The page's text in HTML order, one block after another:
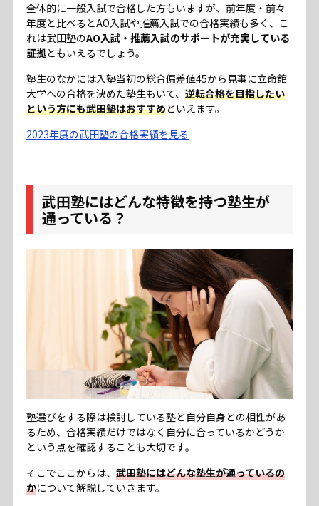
全体的に一般入試で合格した方もいますが、前年度・前々
年度と比べるとAO入試や推薦入試での合格実績も多く、こ
れは武田塾のAO入試・推薦入試のサポートが充実している
証拠ともいえるでしょう。
塾生のなかには入塾当初の総合偏差値45から見事に立命館
大学への合格を決めた塾生もいて、 逆転合格を目指したい
という方にも武田塾はおすすめといえます。
2023年度の武田塾の合格実績を見る
武田塾にはどんな特徴を持つ塾生が
通っている？
塾選びをする際は検討している塾と自分自身との相性があ
るため、合格実績だけではなく自分に合っているかどうか
という点を確認することも大切です。
そこでここからは、 武田塾にはどんな塾生が通っているの
かについて解説していきます。